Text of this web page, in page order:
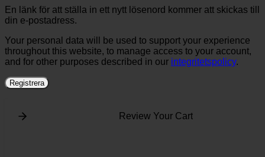
En länk för att ställa in ett nytt lösenord kommer att skickas till
din e-postadress.
Your personal data will be used to support your experience
throughout this website, to manage access to your account,
and for other purposes described in our integritetspolicy.
Registrera
Review Your Cart